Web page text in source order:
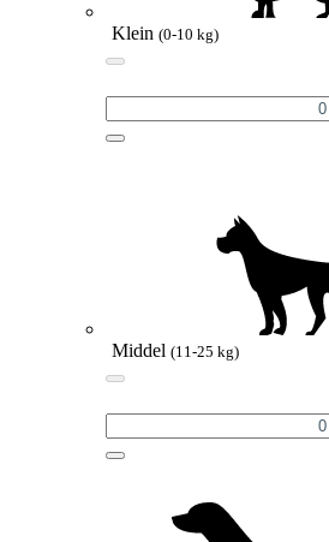
Klein (0-10 kg)
Middel (11-25 kg)